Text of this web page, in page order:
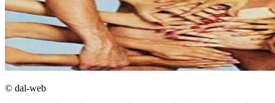
© dal-web